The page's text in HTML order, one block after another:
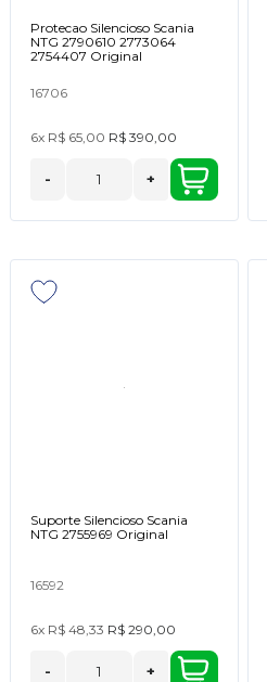
Protecao Silencioso Scania
NTG 2790610 2773064
2754407 Original
16706
6x R$ 65,00 R$ 390,00
- +
Suporte Silencioso Scania
NTG 2755969 Original
16592
6x R$ 48,33 R$ 290,00
- +